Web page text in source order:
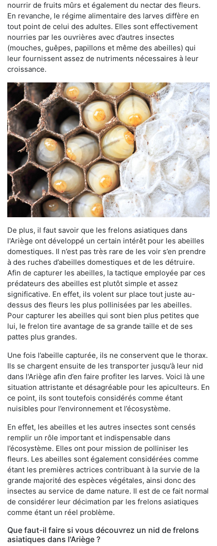
nourrir de fruits mûrs et également du nectar des fleurs.
En revanche, le régime alimentaire des larves diffère en
tout point de celui des adultes. Elles sont effectivement
nourries par les ouvrières avec d’autres insectes
(mouches, guêpes, papillons et même des abeilles) qui
leur fournissent assez de nutriments nécessaires à leur
croissance.
De plus, il faut savoir que les frelons asiatiques dans
l'Ariège ont développé un certain intérêt pour les abeilles
domestiques. Il n’est pas très rare de les voir s’en prendre
à des ruches d’abeilles domestiques et de les détruire.
Afin de capturer les abeilles, la tactique employée par ces
prédateurs des abeilles est plutôt simple et assez
significative. En effet, ils volent sur place tout juste au-
dessus des fleurs les plus pollinisées par les abeilles.
Pour capturer les abeilles qui sont bien plus petites que
lui, le frelon tire avantage de sa grande taille et de ses
pattes plus grandes.
Une fois l’abeille capturée, ils ne conservent que le thorax.
Ils se chargent ensuite de les transporter jusqu’à leur nid
dans l'Ariège afin d’en faire profiter les larves. Voici là une
situation attristante et désagréable pour les apiculteurs. En
ce point, ils sont toutefois considérés comme étant
nuisibles pour l’environnement et l’écosystème.
En effet, les abeilles et les autres insectes sont censés
remplir un rôle important et indispensable dans
l’écosystème. Elles ont pour mission de polliniser les
fleurs. Les abeilles sont également considérées comme
étant les premières actrices contribuant à la survie de la
grande majorité des espèces végétales, ainsi donc des
insectes au service de dame nature. Il est de ce fait normal
de considérer leur décimation par les frelons asiatiques
comme étant un réel problème.
Que faut-il faire si vous découvrez un nid de frelons
asiatiques dans l'Ariège ?